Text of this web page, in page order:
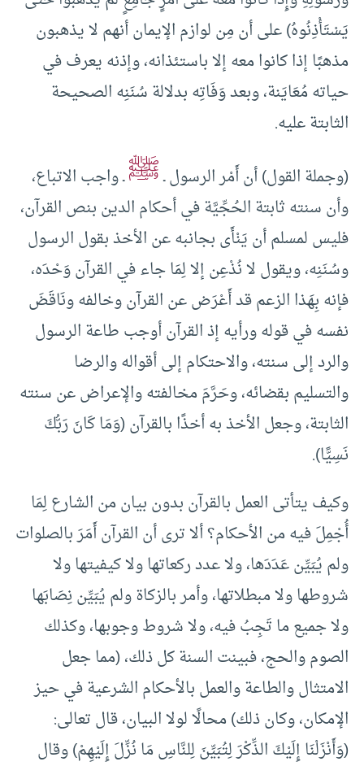
يَسْتَأْذِنُوهُ) على أن مِن لوازم الإيمان أنهم لا يذهبون
مذهبًا إذا كانوا معه إلا باستئذانه، وإذنه يعرف في
حياته مُعَايَنة، وبعد وَفَاتِه بدلالة سُنَنِه الصحيحة
الثابتة عليه.
(وجملة القول) أن أَمْر الرسول ـﷺـ واجب الاتباع،
وأن سنته ثابتة الحُجِّيَّة في أحكام الدين بنص القرآن،
فليس لمسلم أن يَنْأَى بجانبه عن الأخذ بقول الرسول
وسُنَنِه، ويقول لا نُذْعِن إلا لِمَا جاء في القرآن وَحْدَه،
فإنه بِهَذا الزعم قد أَعْرَض عن القرآن وخالفه ونَاقَضَ
نفسه في قوله ورأيه إذ القرآن أوجب طاعة الرسول
والرد إلى سنته، والاحتكام إلى أقواله والرضا
والتسليم بقضائه، وحَرَّمَ مخالفته والإعراض عن سنته
الثابتة، وجعل الأخذ به أخذًا بالقرآن (وَمَا كَانَ رَبُّكَ
نَسِيًّا).
وكيف يتأتى العمل بالقرآن بدون بيان من الشارع لِمَا
أُجْمِلَ فيه من الأحكام؟ ألا ترى أن القرآن أَمَرَ بالصلوات
ولم يُبَيِّن عَدَدَها، ولا عدد ركعاتها ولا كيفيتها ولا
شروطها ولا مبطلاتها، وأمر بالزكاة ولم يُبَيِّن نِصَابَها
ولا جميع ما تَجِبُ فيه، ولا شروط وجوبها، وكذلك
الصوم والحج، فبينت السنة كل ذلك، (مما جعل
الامتثال والطاعة والعمل بالأحكام الشرعية في حيز
الإمكان، وكان ذلك) محالًا لولا البيان، قال تعالى:
(وَأَنْزَلْنَا إِلَيْكَ الذِّكْرَ لِتُبَيِّنَ لِلنَّاسِ مَا نُزِّلَ إِلَيْهِمْ) وقال